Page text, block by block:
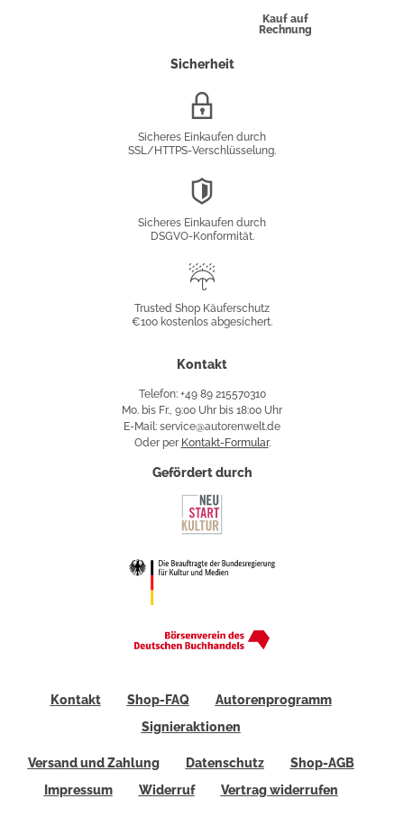
Kauf auf
Rechnung
Sicherheit
Sicheres Einkaufen durch
SSL/HTTPS-Verschlüsselung.
Sicheres Einkaufen durch
DSGVO-Konformität.
Käuferschutz
Trusted Shop Käuferschutz
€100 kostenlos abgesichert.
Kontakt
Telefon: +49 89 215570310
Mo. bis Fr., 9:00 Uhr bis 18:00 Uhr
E-Mail: service@autorenwelt.de
Oder per Kontakt-Formular.
Gefördert durch
Kontakt Shop-FAQ
Autorenprogramm
Signieraktionen
Versand und Zahlung Datenschutz
Shop-AGB
Impressum
Widerruf Vertrag widerrufen